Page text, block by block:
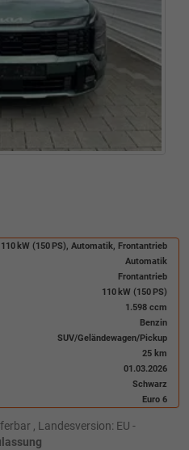
110 kW (150 PS), Automatik, Frontantrieb
Automatik
Frontantrieb
110 kW (150 PS)
1.598 ccm
Benzin
SUV/Geländewagen/Pickup
25 km
01.03.2026
Schwarz
Euro 6
, Landesversion: EU -